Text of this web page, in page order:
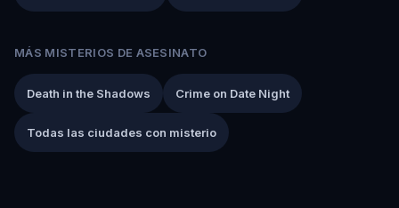
MÁS MISTERIOS DE ASESINATO
Death in the Shadows Crime on Date Night
Todas las ciudades con misterio